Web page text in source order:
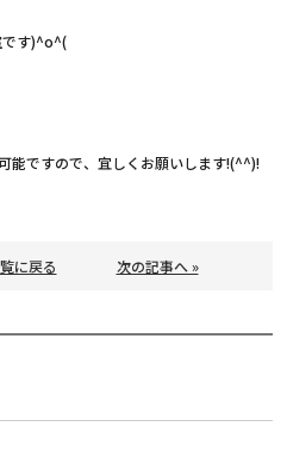
です)^o^(
能ですので、宜しくお願いします!(^^)!
に戻る 次の記事へ »